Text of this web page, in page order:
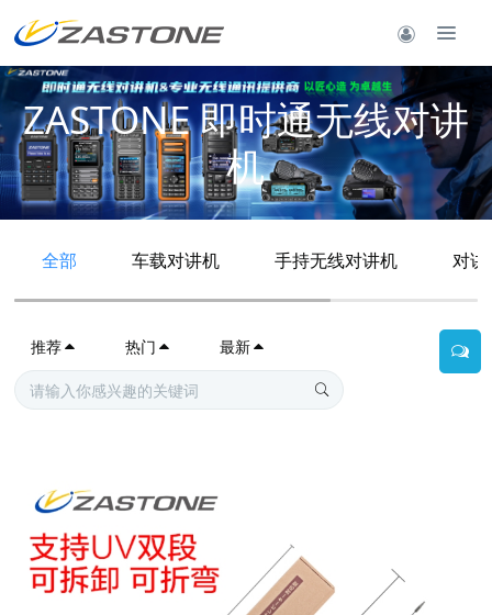
ZASTONE 即时通无线对讲
机
全部 车载对讲机 手持无线对讲机 对
推荐 热门 最新